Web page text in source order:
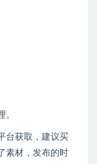
。
台获取，建议买
素材，发布的时